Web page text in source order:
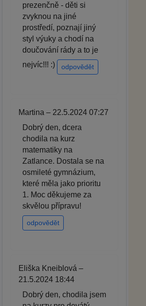
prezenčně - děti si
zvyknou na jiné
prostředí, poznají jiný
styl výuky a chodí na
doučování rády a to je
nejvíc!!! :)
odpovědět
Martina – 22.5.2024 07:27
Dobrý den, dcera
chodila na kurz
matematiky na
Zatlance. Dostala se na
osmileté gymnázium,
které měla jako prioritu
1. Moc děkujeme za
skvělou přípravu!
odpovědět
Eliška Kneiblová –
21.5.2024 18:44
Dobrý den, chodila jsem